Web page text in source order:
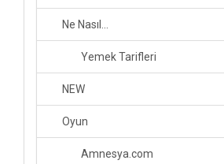
Ne Nasıl...
Yemek Tarifleri
NEW
Oyun
Amnesya.com